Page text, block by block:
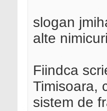
slogan
alte
Fiindca
Timisoara,
sistem de